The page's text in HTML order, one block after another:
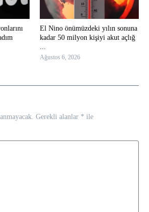
El Nino önümüzdeki yılın sonuna
kadar 50 milyon kişiyi akut açlığ
...
Ağustos 6, 2026
Gerekli alanlar * ile